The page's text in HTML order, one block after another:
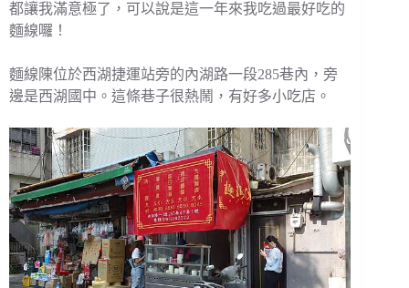
都讓我滿意極了，可以說是這一年來我吃過最好吃的
麵線囉！
麵線陳位於西湖捷運站旁的內湖路一段285巷內，旁
邊是西湖國中。這條巷子很熱鬧，有好多小吃店。